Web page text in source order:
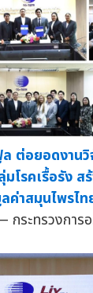
ต่อยอดงาน
โรคเรื้อรัง ส
าสมุนไพรไท
กระทรวงการ